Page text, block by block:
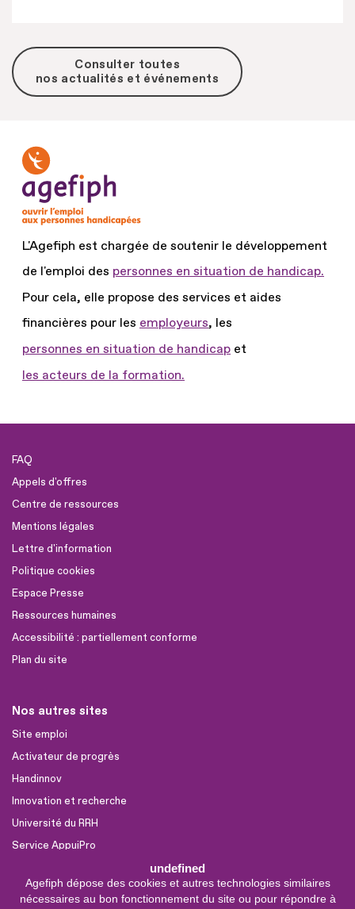
undefined
Agefiph dépose des cookies et autres technologies similaires
nécessaires au bon fonctionnement du site ou pour répondre à
Consulter toutes
nos actualités et événements
L'Agefiph est chargée de soutenir le développement
de l'emploi des personnes en situation de handicap.
Pour cela, elle propose des services et aides
financières pour les employeurs, les
personnes en situation de handicap et
les acteurs de la formation.
FAQ
Appels d'offres
Centre de ressources
Mentions légales
Lettre d'information
Politique cookies
Espace Presse
Ressources humaines
Accessibilité : partiellement conforme
Plan du site
Nos autres sites
Site emploi
Activateur de progrès
Handinnov
Innovation et recherche
Université du RRH
Service AppuiPro
Nous suivre